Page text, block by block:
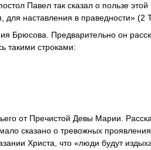
Павел так сказал о пользе
наставления в праведности» (2
Брюсова. Предварительно он
такими строками:
от Пречистой Девы Марии.
сказано о тревожных проявлениях
Христа, что «люди будут